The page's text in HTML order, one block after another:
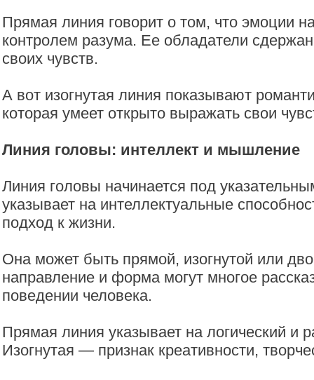
Прямая линия говорит о том, что эмоции
контролем разума. Ее обладатели
своих чувств.
А вот изогнутая линия показывают
которая умеет открыто выражать свои
Линия головы: интеллект и мышление
Линия головы начинается под
указывает на интеллектуальные
подход к жизни.
Она может быть прямой, изогнутой или
направление и форма могут многое
поведении человека.
Прямая линия указывает на логический и
Изогнутая — признак креативности,